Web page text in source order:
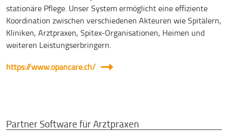
stationäre Pflege. Unser System ermöglicht eine effiziente
Koordination zwischen verschiedenen Akteuren wie Spitälern,
Kliniken, Arztpraxen, Spitex-Organisationen, Heimen und
weiteren Leistungserbringern.
https://www.opancare.ch/
Partner Software für Arztpraxen